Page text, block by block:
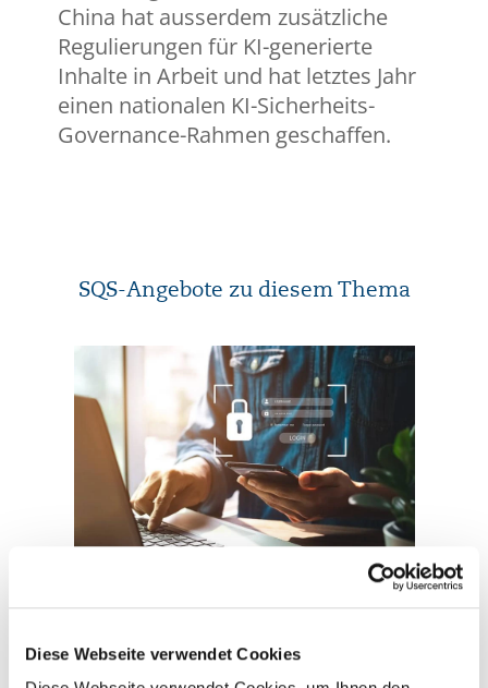
Diese Webseite verwendet Cookies
China hat ausserdem zusätzliche
Regulierungen für KI-generierte
Inhalte in Arbeit und hat letztes Jahr
einen nationalen KI-Sicherheits-
Governance-Rahmen geschaffen.
SQS-Angebote zu diesem Thema
ISO/IEC 27001 Zertifizierung